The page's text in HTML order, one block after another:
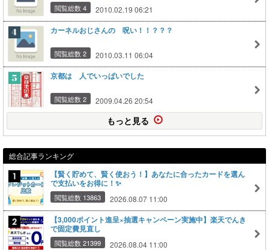
閲覧総数 4 2010.02.19 06:21
カーネルおじさんの 呪い！！？？？
閲覧総数 2 2010.03.11 06:04
京都は 人でいっぱいでした
閲覧総数 2 2009.04.26 20:54
もっと見る
総合記事ランキング
【賢く貯めて、賢く使おう！】あなたに合ったカードを選ん
で支払いをお得に！✨
閲覧総数 13863 2026.08.07 11:00
【3,000ポイント進呈×抽選キャンペーン実施中】楽天でんき
で固定費見直し
閲覧総数 21399 2026.08.04 11:00